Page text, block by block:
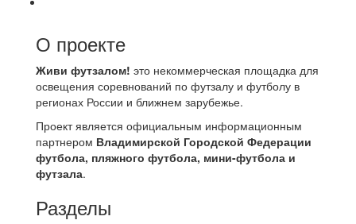
О проекте
Живи футзалом! это некоммерческая площадка для
освещения соревнований по футзалу и футболу в
регионах России и ближнем зарубежье.
Проект является официальным информационным
партнером Владимирской Городской Федерации
футбола, пляжного футбола, мини-футбола и
футзала.
Разделы